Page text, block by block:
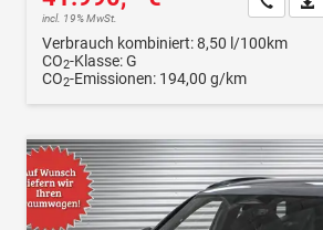
incl. 19% MwSt.
Verbrauch kombiniert:8,50 l/100km
CO2-Klasse:G
CO2-Emissionen: 194,00 g/km